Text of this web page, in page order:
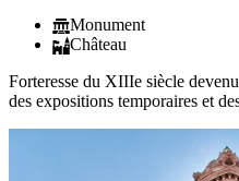
Monument
Château
Forteresse du XIIIe siècle
des expositions temporaires et